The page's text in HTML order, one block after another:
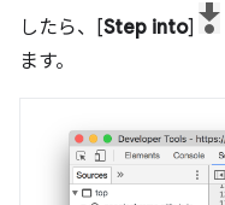
したら、[Step into]
ます。